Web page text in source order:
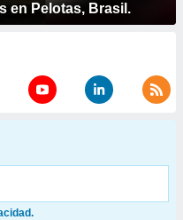
en Pelotas, Brasil.